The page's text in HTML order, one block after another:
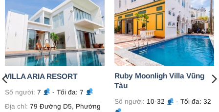
VILLA ARIA RESORT
Số người: 7
- Tối đa: 7
Địa chỉ: 79 Đường D5, Phường
Ruby Moonligh Villa Vũng
Tàu
Số người: 10-32 - Tối đa: 32